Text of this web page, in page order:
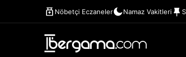
Nöbetçi Eczaneler Namaz Vakitleri